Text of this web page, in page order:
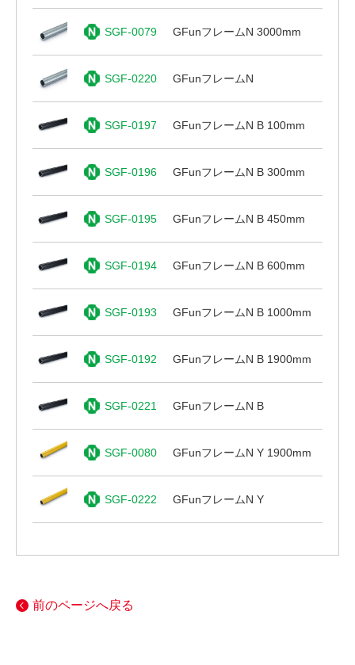
SGF-0079 GFunフレームN 3000mm
SGF-0220 GFunフレームN
SGF-0197 GFunフレームN B 100mm
SGF-0196 GFunフレームN B 300mm
SGF-0195 GFunフレームN B 450mm
SGF-0194 GFunフレームN B 600mm
SGF-0193 GFunフレームN B 1000mm
SGF-0192 GFunフレームN B 1900mm
SGF-0221 GFunフレームN B
SGF-0080 GFunフレームN Y 1900mm
SGF-0222 GFunフレームN Y
前のページへ戻る